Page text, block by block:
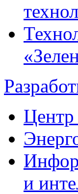
Центр
и